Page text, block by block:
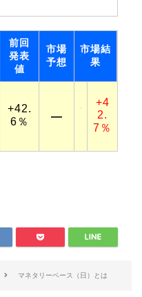
前回
発表
値
市場
予想
市場結
果
+42.
6％
―
+4
2.
7％
マネタリーベース（日）とは